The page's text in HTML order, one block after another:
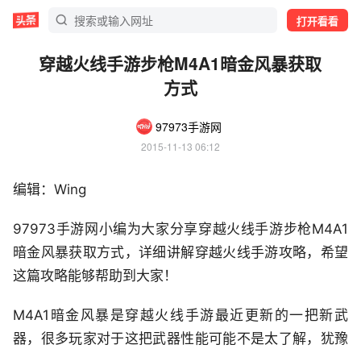
打开看看
穿越火线手游步枪M4A1暗金风暴获取
方式
97973手游网
2015-11-13 06:12
编辑：Wing
97973手游网小编为大家分享穿越火线手游步枪M4A1
暗金风暴获取方式，详细讲解穿越火线手游攻略，希望
这篇攻略能够帮助到大家！
M4A1暗金风暴是穿越火线手游最近更新的一把新武
器，很多玩家对于这把武器性能可能不是太了解，犹豫